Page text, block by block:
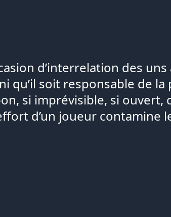
d’interrelation des uns
qu’il soit responsable de
si imprévisible, si
d’un joueur contamine